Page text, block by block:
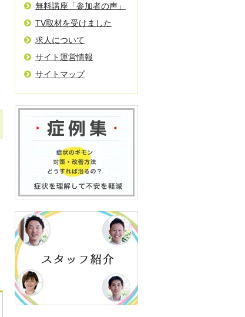
無料講座「参加者の声」
TV取材を受けました
求人について
サイト運営情報
サイトマップ